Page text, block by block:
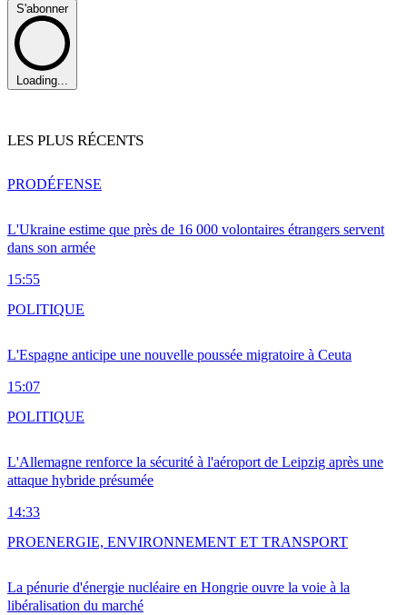
S'abonner
Loading...
LES PLUS RÉCENTS
L'Ukraine estime que près de 16 000 volontaires étrangers servent
dans son armée
15:55
PRODÉFENSE
L'Espagne anticipe une nouvelle poussée migratoire à Ceuta
15:07
POLITIQUE
L'Allemagne renforce la sécurité à l'aéroport de Leipzig après une
attaque hybride présumée
14:33
POLITIQUE
La pénurie d'énergie nucléaire en Hongrie ouvre la voie à la
libéralisation du marché
PROENERGIE, ENVIRONNEMENT ET TRANSPORT